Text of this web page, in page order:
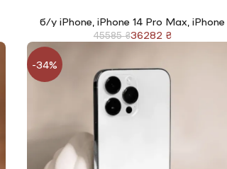
б/у iPhone ,iPhone 14 Pro Max ,iPhone
45585₴36282 ₴
-34%